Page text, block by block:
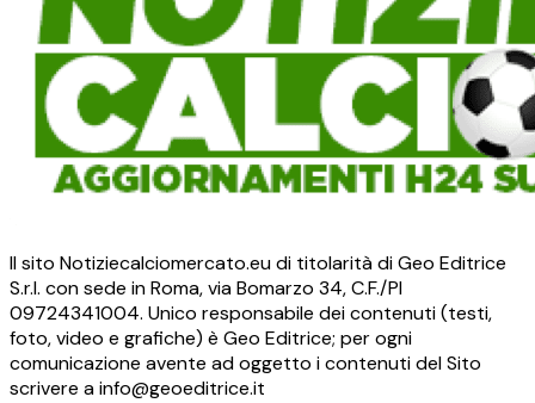
Il sito Notiziecalciomercato.eu di titolarità di Geo Editrice
S.r.l. con sede in Roma, via Bomarzo 34, C.F./PI
09724341004. Unico responsabile dei contenuti (testi,
foto, video e grafiche) è Geo Editrice; per ogni
comunicazione avente ad oggetto i contenuti del Sito
scrivere a info@geoeditrice.it